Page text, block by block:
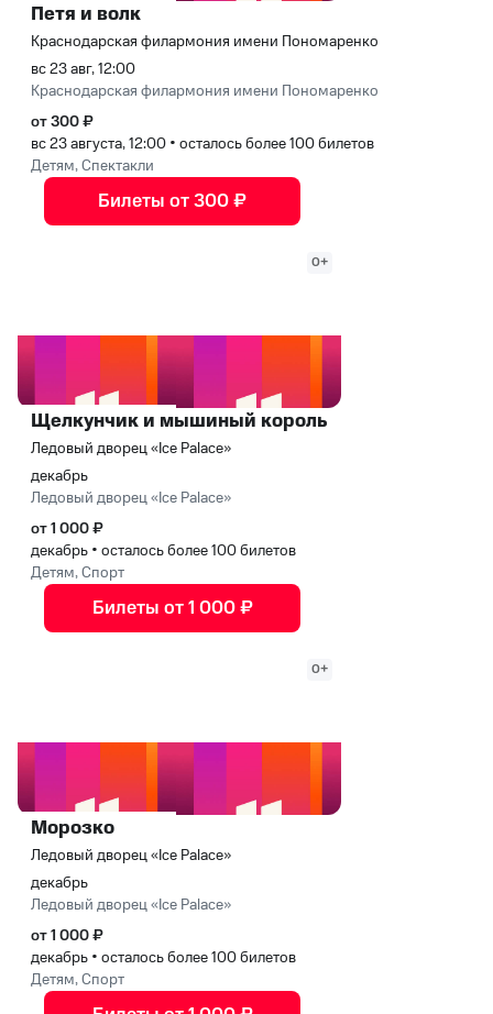
Петя и волк
Краснодарская филармония имени Пономаренко
вс 23 авг, 12:00
Краснодарская филармония имени Пономаренко
от 300 ₽
вс 23 августа, 12:00 • осталось более 100 билетов
Детям, Спектакли
Билеты от 300 ₽
0+
Щелкунчик и мышиный король
Ледовый дворец «Ice Palace»
декабрь
Ледовый дворец «Ice Palace»
от 1 000 ₽
декабрь • осталось более 100 билетов
Детям, Спорт
Билеты от 1 000 ₽
0+
Морозко
Ледовый дворец «Ice Palace»
декабрь
Ледовый дворец «Ice Palace»
от 1 000 ₽
декабрь • осталось более 100 билетов
Детям, Спорт